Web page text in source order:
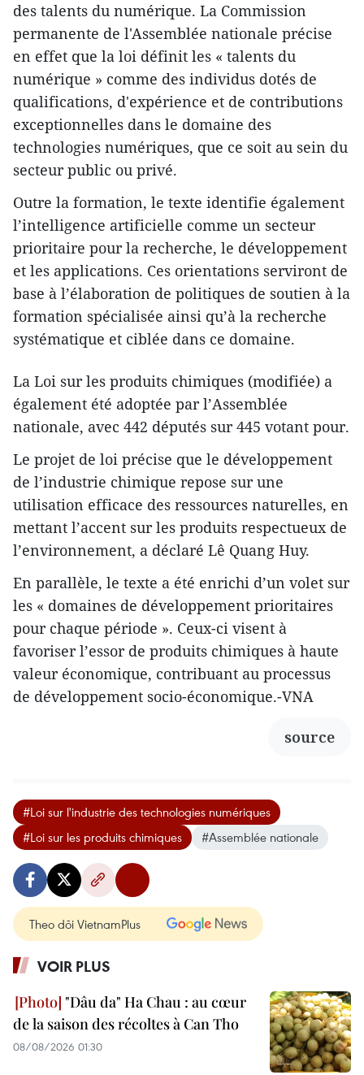
des talents du numérique. La Commission
permanente de l'Assemblée nationale précise
en effet que la loi définit les « talents du
numérique » comme des individus dotés de
qualifications, d'expérience et de contributions
exceptionnelles dans le domaine des
technologies numériques, que ce soit au sein du
secteur public ou privé.
Outre la formation, le texte identifie également
l’intelligence artificielle comme un secteur
prioritaire pour la recherche, le développement
et les applications. Ces orientations serviront de
base à l’élaboration de politiques de soutien à la
formation spécialisée ainsi qu’à la recherche
systématique et ciblée dans ce domaine.
La Loi sur les produits chimiques (modifiée) a
également été adoptée par l’Assemblée
nationale, avec 442 députés sur 445 votant pour.
Le projet de loi précise que le développement
de l’industrie chimique repose sur une
utilisation efficace des ressources naturelles, en
mettant l’accent sur les produits respectueux de
l’environnement, a déclaré Lê Quang Huy.
En parallèle, le texte a été enrichi d’un volet sur
les « domaines de développement prioritaires
pour chaque période ». Ceux-ci visent à
favoriser l’essor de produits chimiques à haute
valeur économique, contribuant au processus
de développement socio-économique.-VNA
source
#Loi sur l'industrie des technologies numériques
#Loi sur les produits chimiques
#Assemblée nationale
Theo dõi VietnamPlus
VOIR PLUS
"Dâu da" Ha Chau : au cœur
de la saison des récoltes à Can Tho
08/08/2026 01:30